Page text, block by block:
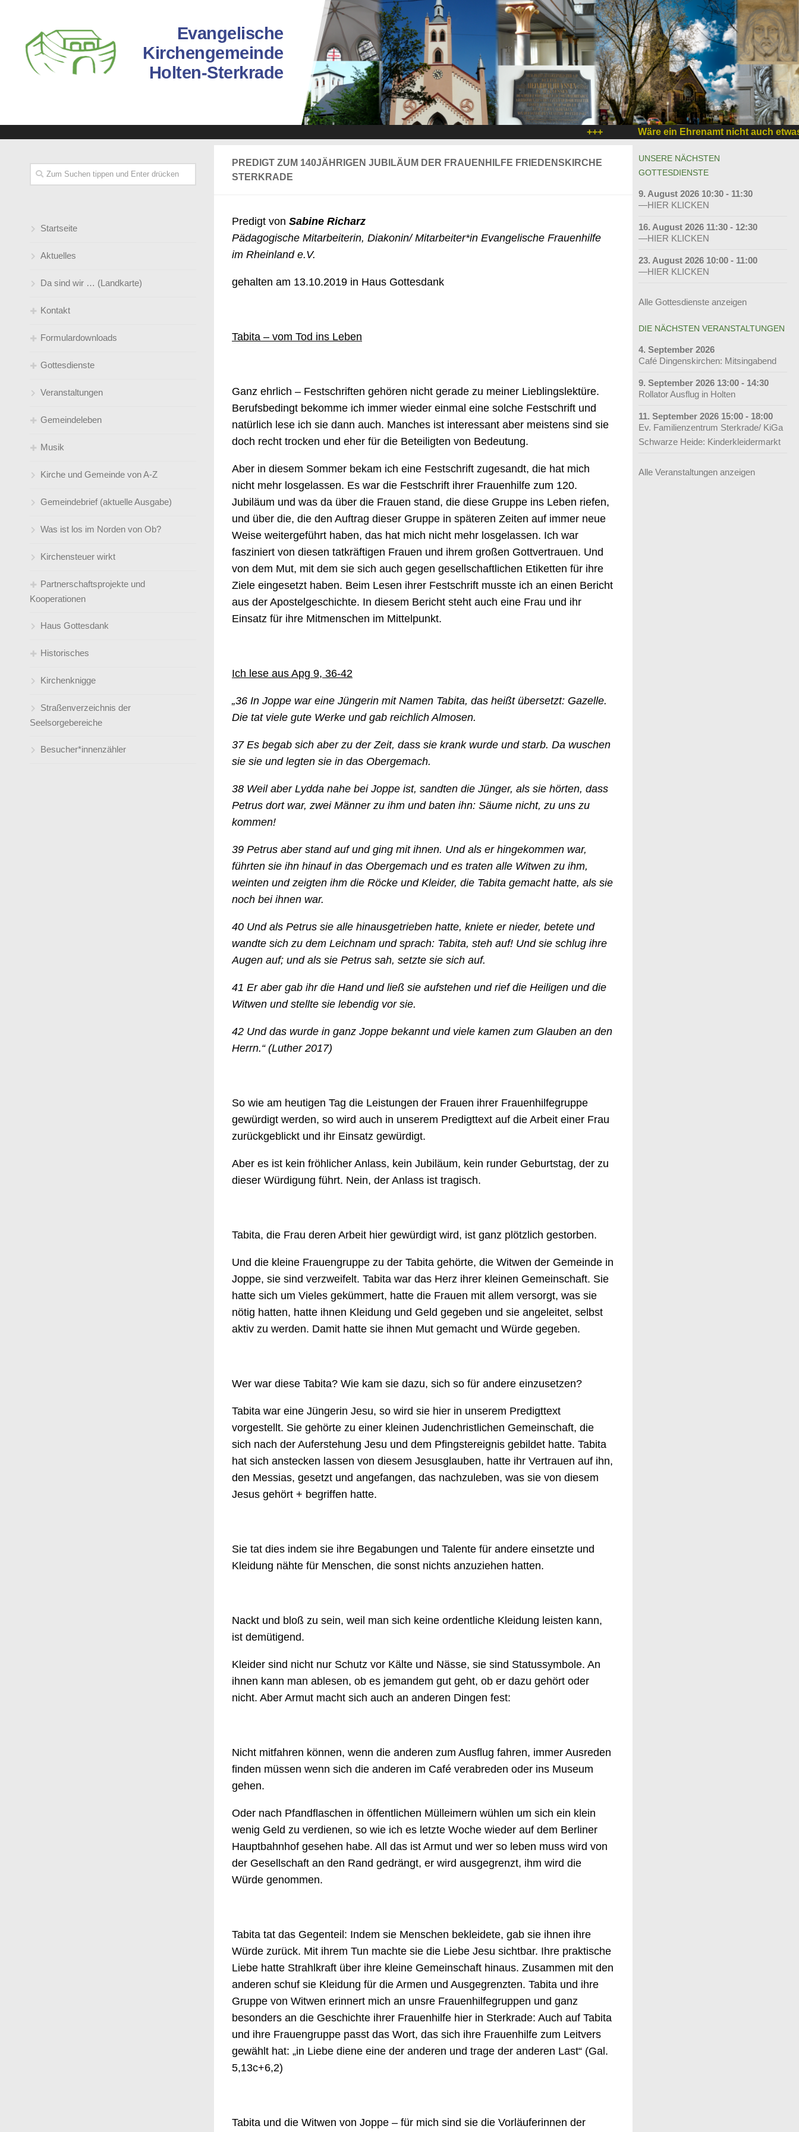
Evangelische
Kirchengemeinde
Holten-Sterkrade
Wäre ein Ehrenamt nicht auch etwas für
PREDIGT ZUM 140JÄHRIGEN JUBILÄUM DER FRAUENHILFE FRIEDENSKIRCHE
STERKRADE
Predigt von Sabine Richarz
Pädagogische Mitarbeiterin, Diakonin/ Mitarbeiter*in Evangelische Frauenhilfe
im Rheinland e.V.
gehalten am 13.10.2019 in Haus Gottesdank
Tabita – vom Tod ins Leben
Ganz ehrlich – Festschriften gehören nicht gerade zu meiner Lieblingslektüre.
Berufsbedingt bekomme ich immer wieder einmal eine solche Festschrift und
natürlich lese ich sie dann auch. Manches ist interessant aber meistens sind sie
doch recht trocken und eher für die Beteiligten von Bedeutung.
Aber in diesem Sommer bekam ich eine Festschrift zugesandt, die hat mich
nicht mehr losgelassen. Es war die Festschrift ihrer Frauenhilfe zum 120.
Jubiläum und was da über die Frauen stand, die diese Gruppe ins Leben riefen,
und über die, die den Auftrag dieser Gruppe in späteren Zeiten auf immer neue
Weise weitergeführt haben, das hat mich nicht mehr losgelassen. Ich war
fasziniert von diesen tatkräftigen Frauen und ihrem großen Gottvertrauen. Und
von dem Mut, mit dem sie sich auch gegen gesellschaftlichen Etiketten für ihre
Ziele eingesetzt haben. Beim Lesen ihrer Festschrift musste ich an einen Bericht
aus der Apostelgeschichte. In diesem Bericht steht auch eine Frau und ihr
Einsatz für ihre Mitmenschen im Mittelpunkt.
Ich lese aus Apg 9, 36-42
„36 In Joppe war eine Jüngerin mit Namen Tabita, das heißt übersetzt: Gazelle.
Die tat viele gute Werke und gab reichlich Almosen.
37Es begab sich aber zu der Zeit, dass sie krank wurde und starb. Da wuschen
sie sie und legten sie in das Obergemach.
38 Weil aber Lydda nahe bei Joppe ist, sandten die Jünger, als sie hörten, dass
Petrus dort war, zwei Männer zu ihm und baten ihn: Säume nicht, zu uns zu
kommen!
39 Petrus aber stand auf und ging mit ihnen. Und als er hingekommen war,
führten sie ihn hinauf in das Obergemach und es traten alle Witwen zu ihm,
weinten und zeigten ihm die Röcke und Kleider, die Tabita gemacht hatte, als sie
noch bei ihnen war.
40 Und als Petrus sie alle hinausgetrieben hatte, kniete er nieder, betete und
wandte sich zu dem Leichnam und sprach: Tabita, steh auf! Und sie schlug ihre
Augen auf; und als sie Petrus sah, setzte sie sich auf.
41 Er aber gab ihr die Hand und ließ sie aufstehen und rief die Heiligen und die
Witwen und stellte sie lebendig vor sie.
42 Und das wurde in ganz Joppe bekannt und viele kamen zum Glauben an den
Herrn.“ (Luther 2017)
So wie am heutigen Tag die Leistungen der Frauen ihrer Frauenhilfegruppe
gewürdigt werden, so wird auch in unserem Predigttext auf die Arbeit einer Frau
zurückgeblickt und ihr Einsatz gewürdigt.
Aber es ist kein fröhlicher Anlass, kein Jubiläum, kein runder Geburtstag, der zu
dieser Würdigung führt. Nein, der Anlass ist tragisch.
Tabita, die Frau deren Arbeit hier gewürdigt wird, ist ganz plötzlich gestorben.
Und die kleine Frauengruppe zu der Tabita gehörte, die Witwen der Gemeinde in
Joppe, sie sind verzweifelt. Tabita war das Herz ihrer kleinen Gemeinschaft. Sie
hatte sich um Vieles gekümmert, hatte die Frauen mit allem versorgt, was sie
nötig hatten, hatte ihnen Kleidung und Geld gegeben und sie angeleitet, selbst
aktiv zu werden. Damit hatte sie ihnen Mut gemacht und Würde gegeben.
Wer war diese Tabita? Wie kam sie dazu, sich so für andere einzusetzen?
Tabita war eine Jüngerin Jesu, so wird sie hier in unserem Predigttext
vorgestellt. Sie gehörte zu einer kleinen Judenchristlichen Gemeinschaft, die
sich nach der Auferstehung Jesu und dem Pfingstereignis gebildet hatte. Tabita
hat sich anstecken lassen von diesem Jesusglauben, hatte ihr Vertrauen auf ihn,
den Messias, gesetzt und angefangen, das nachzuleben, was sie von diesem
Jesus gehört + begriffen hatte.
Sie tat dies indem sie ihre Begabungen und Talente für andere einsetzte und
Kleidung nähte für Menschen, die sonst nichts anzuziehen hatten.
Nackt und bloß zu sein, weil man sich keine ordentliche Kleidung leisten kann,
ist demütigend.
Kleider sind nicht nur Schutz vor Kälte und Nässe, sie sind Statussymbole. An
ihnen kann man ablesen, ob es jemandem gut geht, ob er dazu gehört oder
nicht. Aber Armut macht sich auch an anderen Dingen fest:
Nicht mitfahren können, wenn die anderen zum Ausflug fahren, immer Ausreden
finden müssen wenn sich die anderen im Café verabreden oder ins Museum
gehen.
Oder nach Pfandflaschen in öffentlichen Mülleimern wühlen um sich ein klein
wenig Geld zu verdienen, so wie ich es letzte Woche wieder auf dem Berliner
Hauptbahnhof gesehen habe. All das ist Armut und wer so leben muss wird von
der Gesellschaft an den Rand gedrängt, er wird ausgegrenzt, ihm wird die
Würde genommen.
Tabita tat das Gegenteil: Indem sie Menschen bekleidete, gab sie ihnen ihre
Würde zurück. Mit ihrem Tun machte sie die Liebe Jesu sichtbar. Ihre praktische
Liebe hatte Strahlkraft über ihre kleine Gemeinschaft hinaus. Zusammen mit den
anderen schuf sie Kleidung für die Armen und Ausgegrenzten. Tabita und ihre
Gruppe von Witwen erinnert mich an unsre Frauenhilfegruppen und ganz
besonders an die Geschichte ihrer Frauenhilfe hier in Sterkrade: Auch auf Tabita
und ihre Frauengruppe passt das Wort, das sich ihre Frauenhilfe zum Leitvers
gewählt hat: „in Liebe diene eine der anderen und trage der anderen Last“ (Gal.
5,13c+6,2)
Tabita und die Witwen von Joppe – für mich sind sie die Vorläuferinnen der
Startseite
Aktuelles
Da sind wir … (Landkarte)
Kontakt
Gemeindebüro
Pfarrer*innen
Küster
Jugendleiter*innen
Kirchenmusik
Kindertageseinrichtungen / Leitungen
Telefonverzeichnis und Mailadressen
Formulardownloads
Kirchen(-wieder-)eintritt
Taufe/ Trauung
Gottesdienste
Gottesdienstübersicht ( Predigtplan)
So feiern wir Gottesdienst
Klingelbeutel- online
Sprüche zur Konfirmation
Veranstaltungen
Gemeindeleben
Angebote für jedes Alter
Umweltgruppe
Satt an der Friki! Ganzjähriges
Steinbrinkstraße
Musik
der Gemeinde
gemeindeverbunden
Kirche und Gemeinde von A-Z
Gemeindebrief (aktuelle Ausgabe)
Was ist los im Norden von Ob?
Kirchensteuer wirkt
Partnerschaftsprojekte und
Kooperationen
Kleidersammlung Bethel
Patenkinder
Männergesangsverein Amicitia e.V.
Schulischer Ganztag (an der
Friedenskirche)
Psychosoziales Gesundheitszentrum
Haus Gottesdank
Historisches
Geschichte unserer drei Kirchen in
Die Glocken von Holten und
Kirchenknigge
Straßenverzeichnis der
Seelsorgebereiche
Besucher*innenzähler
UNSERE NÄCHSTEN
GOTTESDIENSTE
9. August 2026 10:30 - 11:30
—HIER KLICKEN
16. August 2026 11:30 - 12:30
—HIER KLICKEN
23. August 2026 10:00 - 11:00
—HIER KLICKEN
Alle Gottesdienste anzeigen
DIE NÄCHSTEN VERANSTALTUNGEN
4. September 2026
Café Dingenskirchen: Mitsingabend
9. September 2026 13:00 - 14:30
Rollator Ausflug in Holten
11. September 2026 15:00 - 18:00
Ev. Familienzentrum Sterkrade/ KiGa
Schwarze Heide: Kinderkleidermarkt
Alle Veranstaltungen anzeigen